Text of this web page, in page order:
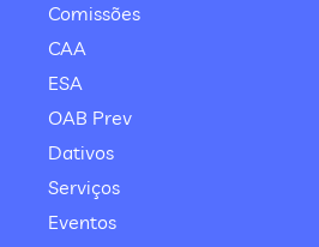
Comissões
CAA
ESA
OAB Prev
Dativos
Serviços
Eventos